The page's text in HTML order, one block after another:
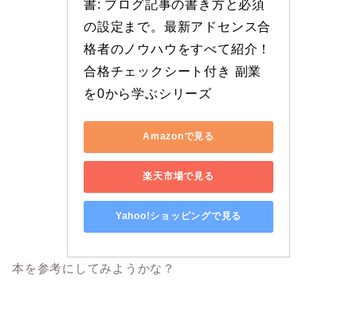
書: ブログ記事の書き方と必須
の設定まで。最新アドセンス合
格者のノウハウをすべて紹介！
合格チェックシート付き 副業
を0から学ぶシリーズ
Amazonで見る
楽天市場で見る
Yahoo!ショッピングで見る
本を参考にしてみようかな？